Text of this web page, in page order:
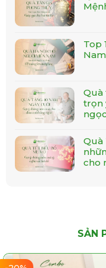
Top
Quà
trọn
ngọc
Quà
cho
SẢN